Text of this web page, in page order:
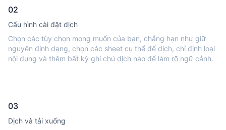
02
Cấu hình cài đặt dịch
Chọn các tùy chọn mong muốn của bạn, chẳng hạn như giữ
nguyên định dạng, chọn các sheet cụ thể để dịch, chỉ định loại
nội dung và thêm bất kỳ ghi chú dịch nào để làm rõ ngữ cảnh.
03
Dịch và tải xuống